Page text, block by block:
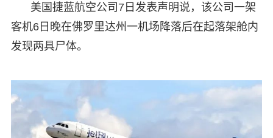
美国捷蓝航空公司7日发表声明说，该公司一架
客机6日晚在佛罗里达州一机场降落后在起落架舱内
发现两具尸体。